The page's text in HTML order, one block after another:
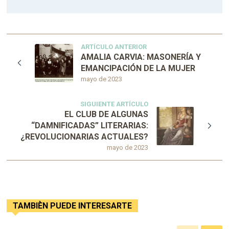
ARTÍCULO ANTERIOR
mayo de 2023
AMALIA CARVIA: MASONERÍA Y
EMANCIPACIÓN DE LA MUJER
SIGUIENTE ARTÍCULO
mayo de 2023
EL CLUB DE ALGUNAS
“DAMNIFICADAS” LITERARIAS:
¿REVOLUCIONARIAS ACTUALES?
TAMBIÈN PUEDE INTERESARTE